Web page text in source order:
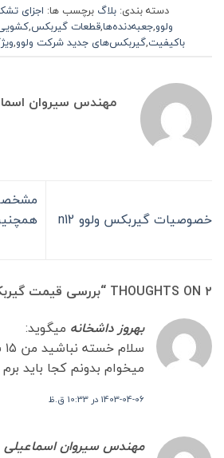
دسته بندی: بلاگ برچسب ها: اجزای
ولوو,جعبه‌دنده‌ها,قطعات گیربکس,
باکیفیت,گیربکس‌های جدید شرکت ولوو,
مهندس سیروان
خصوصیات گیربکس ولوو n12
۲ THOUGHTS ON “ بررسی قیمت
بهروز داشخانه میگوید:
میخوام بدونم کجا باید
1403-04-06 در 10:33 ق.ظ
مهندس سیروان اسماعیلی